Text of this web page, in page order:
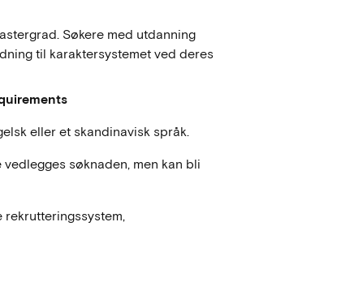
Søkere med utdanning
til karaktersystemet ved deres
eller et skandinavisk språk.
søknaden, men kan bli
rekrutteringssystem,